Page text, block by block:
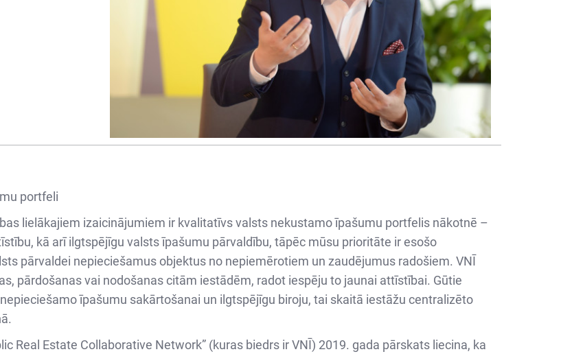
portfeli
lielākajiem izaicinājumiem ir kvalitatīvs valsts nekustamo īpašumu portfelis nākotnē –
kā arī ilgtspējīgu valsts īpašumu pārvaldību, tāpēc mūsu prioritāte ir esošo
pārvaldei nepieciešamus objektus no nepiemērotiem un zaudējumus radošiem. VNĪ
pārdošanas vai nodošanas citām iestādēm, radot iespēju to jaunai attīstībai. Gūtie
īpašumu sakārtošanai un ilgtspējīgu biroju, tai skaitā iestāžu centralizēto
Real Estate Collaborative Network” (kuras biedrs ir VNĪ) 2019. gada pārskats liecina, ka